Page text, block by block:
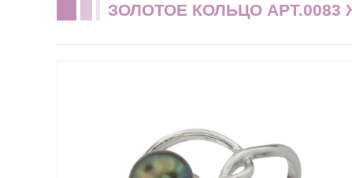
ЗОЛОТОЕ КОЛЬЦО АРТ.0083